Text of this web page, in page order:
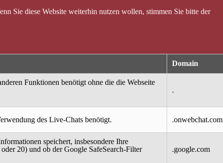
Sie diese Website weiterhin nutzen wollen, stimmen Sie bitte der
Domain
Funktionen benötigt ohne die die Webseite
.
des Live-Chats benötigt. .onwebchat.com
speichert, insbesondere Ihre
20) und ob der Google SafeSearch-Filter
.google.com